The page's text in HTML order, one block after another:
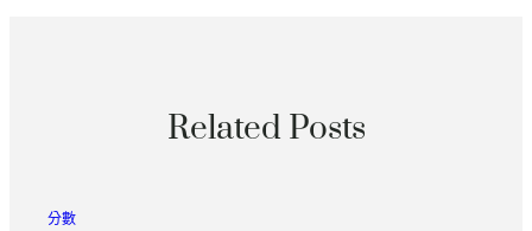
Related Posts
分數